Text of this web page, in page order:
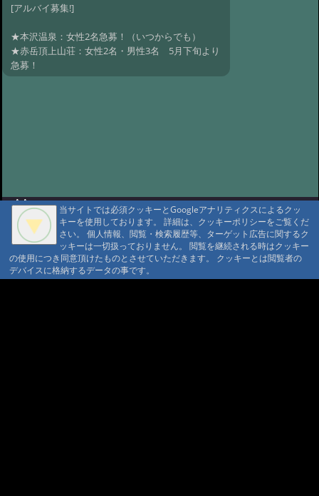
[アルバイ募集!]
★本沢温泉：女性2名急募！（いつからでも）
★赤岳頂上山荘：女性2名・男性3名 5月下旬より
急募！
#96: 八ケ岳開山祭
@管理人 '19 5/28 03:18
#95:
新雪の本沢
#87:八ヶ岳開山祭 @ '18 5/22 04:35
#86: 本沢温泉 今年のイベント (2018)
@ '18 4/9 03:22
#85:今年の小屋開け
（営業）日程
A A
A A A MountAin TRAD
セキュリティポリシー
プライバシーポリシー
Cookie ポリシー
仮予約 利用規定
請書予約 利用規定
当サイトでは必須クッキーとGoogleアナリティクスによるクッ
キーを使用しております。 詳細は、クッキーポリシーをご覧くだ
さい。 個人情報、閲覧・検索履歴等、ターゲット広告に関するク
ッキーは一切扱っておりません。 閲覧を継続される時はクッキー
の使用につき同意頂けたものとさせていただきます。 クッキーとは閲覧者の
デバイスに格納するデータの事です。